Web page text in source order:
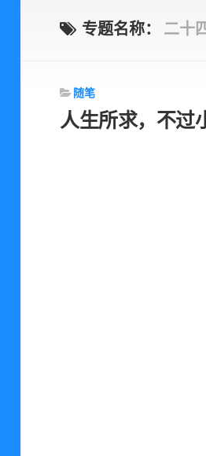
专题名称： 二十
随笔
人生所求，不过